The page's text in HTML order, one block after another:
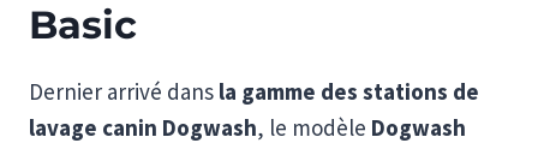
Basic
Dernier arrivé dans la gamme des stations de
lavage canin Dogwash, le modèle Dogwash